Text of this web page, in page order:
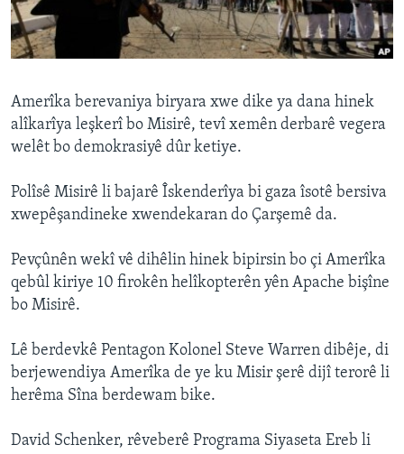
ÇAND Û HUNER
SERNIVÎS
Learning English
Zimanên Din
Amerîka berevaniya biryara xwe dike ya dana hinek
alîkarîya leşkerî bo Misirê, tevî xemên derbarê vegera
welêt bo demokrasiyê dûr ketiye.
Polîsê Misirê li bajarê Îskenderîya bi gaza îsotê bersiva
xwepêşandineke xwendekaran do Çarşemê da.
Pevçûnên wekî vê dihêlin hinek bipirsin bo çi Amerîka
qebûl kiriye 10 firokên helîkopterên yên Apache bişîne
bo Misirê.
Lê berdevkê Pentagon Kolonel Steve Warren dibêje, di
berjewendiya Amerîka de ye ku Misir şerê dijî terorê li
herêma Sîna berdewam bike.
David Schenker, rêveberê Programa Siyaseta Ereb li